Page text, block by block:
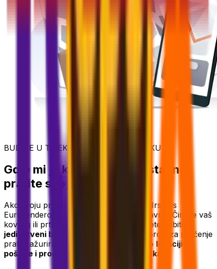
BUDITE U TIJEKU – U SVAKOM KORAKU
Gdje mi je kovčeg? Jednostavno
pratite svoju pošiljku
Ako svoju prtljagu pošaljete unaprijed u Irsku s
Eurosenderom, praćenje je vrlo jednostavno. Čim se vaš
kovčeg ili prtljaga preuzme, e-poštom ćete dobiti
jedinstveni broj za praćenje
. Pomoću broja za praćenje
pratite ažuriranja u stvarnom vremenu o lokaciji
pošiljke i procijenjenom vremenu dolaska.